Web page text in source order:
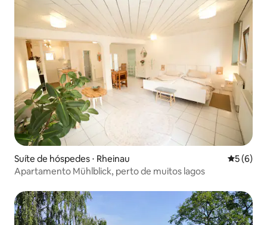
Suíte de hóspedes ⋅ Rheinau 5 de
5 (6)
Apartamento Mühlblick, perto de muitos lagos